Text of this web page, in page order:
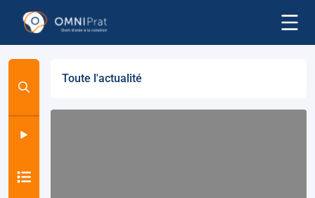
Toute l'actualité